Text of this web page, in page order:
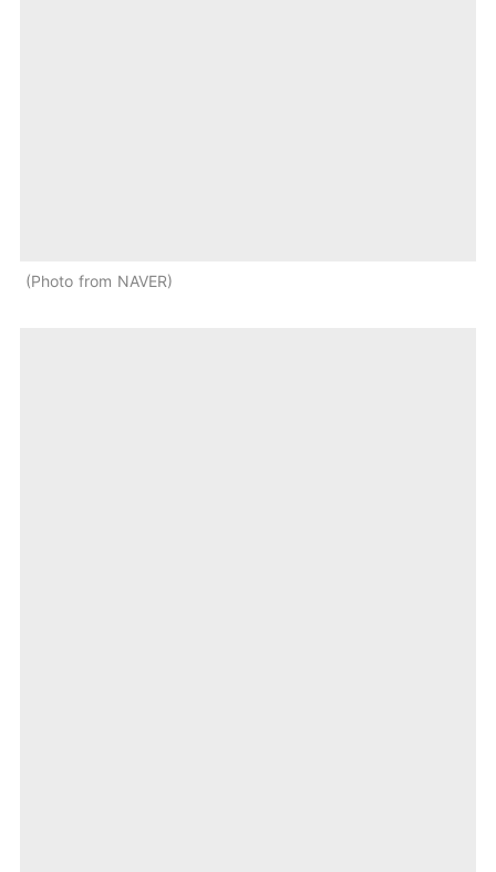
Photo from NAVER